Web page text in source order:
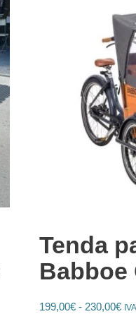
Tenda
Babboe
199,00€ - 230,00€